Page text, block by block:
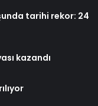
tarihi rekor: 24
kazandı